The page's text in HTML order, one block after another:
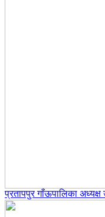
प्रतापपुर गाँऊपालिका अध्यक्ष